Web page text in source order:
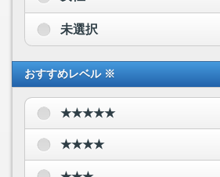
未選択
おすすめレベル ※
★★★★★
★★★★